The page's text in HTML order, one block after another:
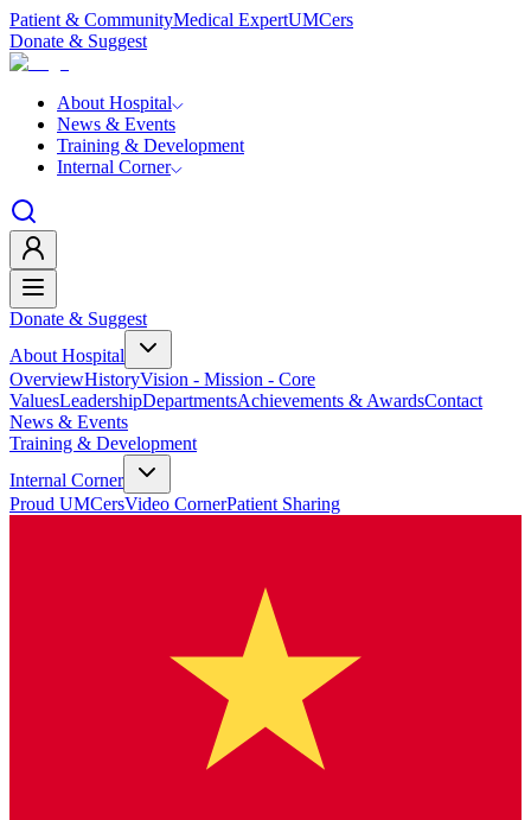
Patient & CommunityMedical ExpertUMCers
Donate & Suggest
About Hospital
News & Events
Training & Development
Internal Corner
Donate & Suggest
About Hospital
OverviewHistoryVision - Mission - Core
ValuesLeadershipDepartmentsAchievements & AwardsContact
News & Events
Training & Development
Internal Corner
Proud UMCersVideo CornerPatient Sharing